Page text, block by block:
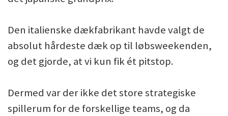
Den italienske dækfabrikant havde valgt de
absolut hårdeste dæk op til løbsweekenden,
og det gjorde, at vi kun fik ét pitstop.
Dermed var der ikke det store strategiske
spillerum for de forskellige teams, og da